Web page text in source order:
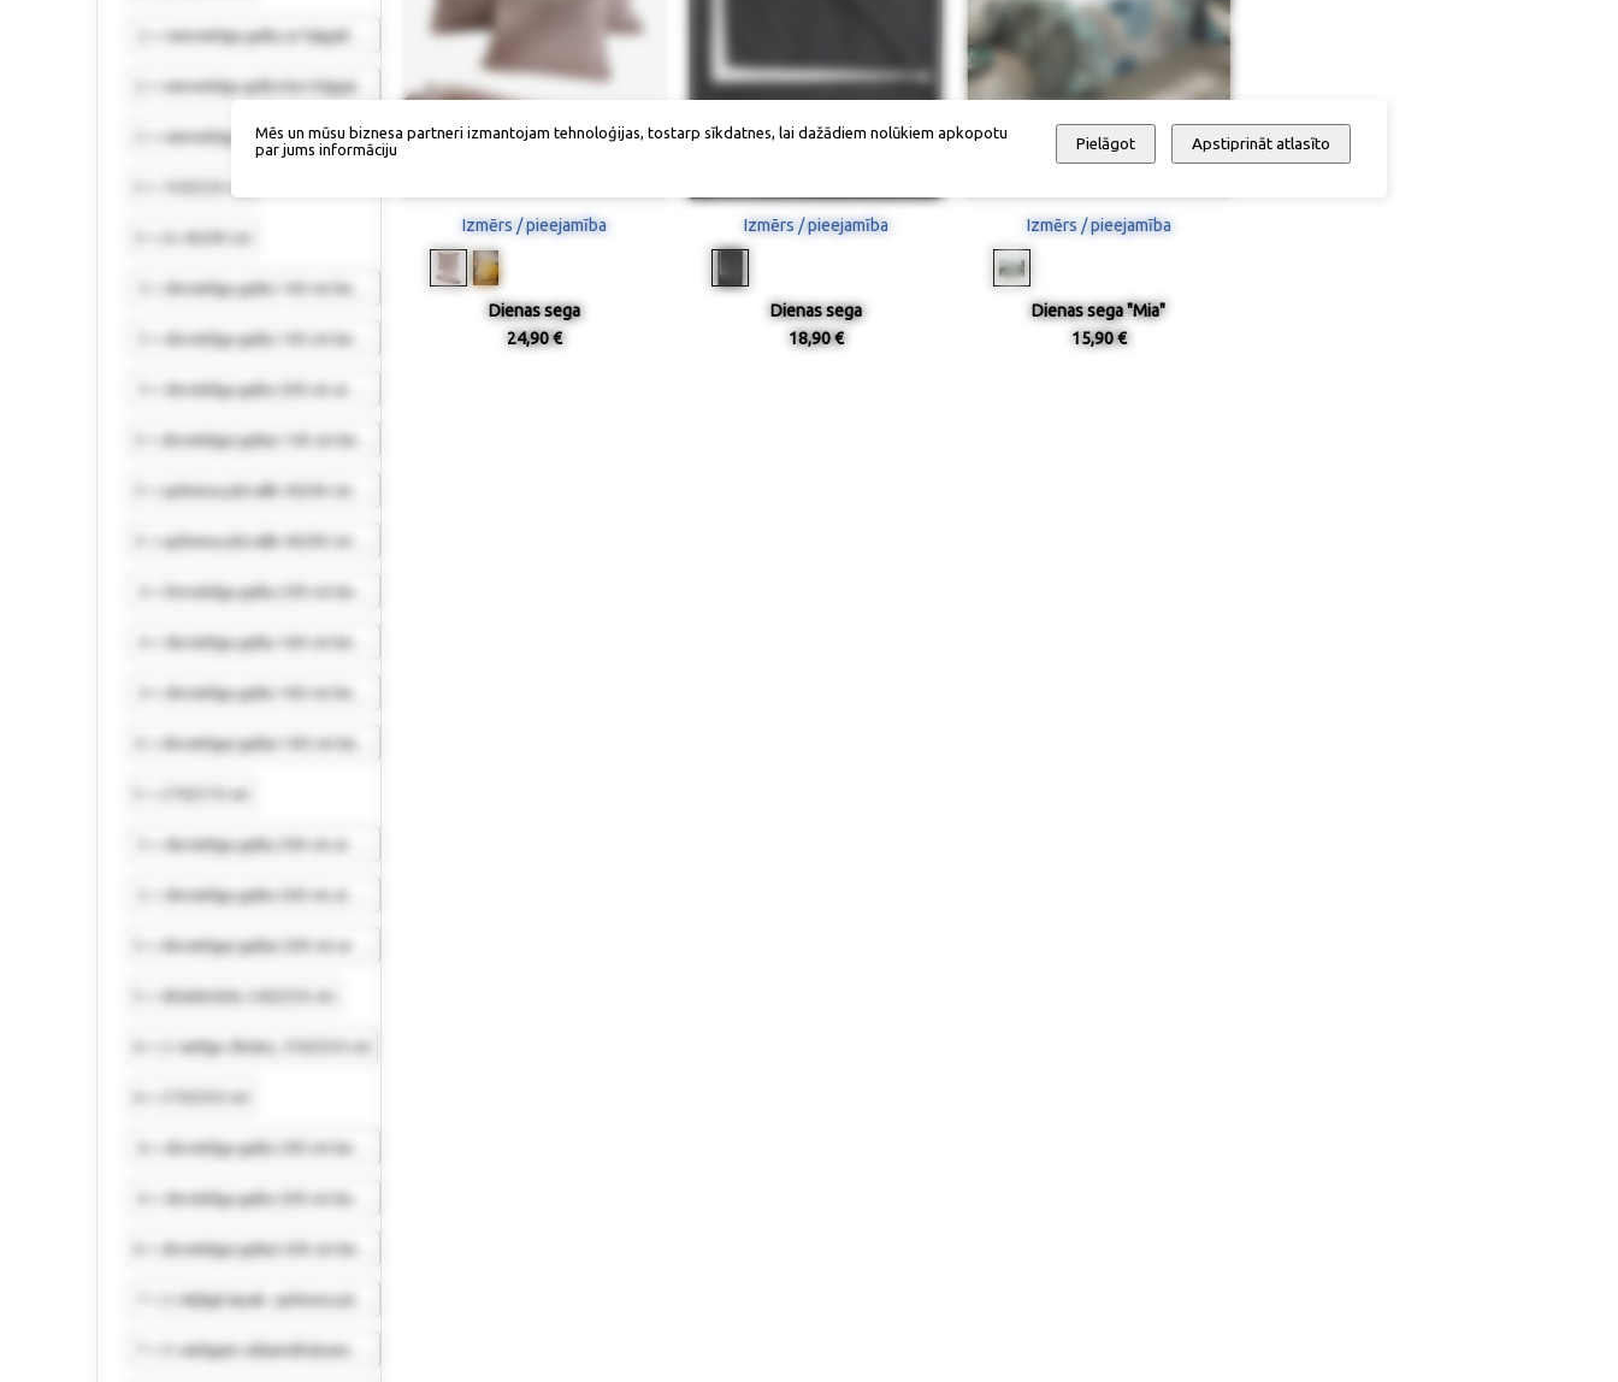
2 = vienvietīga gulta ar kājgali 140/210 cm
2 = vienvietīga gulta bez kājgaļa 180/250 cm
2 = vienvietīga gulta bez kājgaļa 180/250 cm
3 = divvietīga gulta 140 cm bez kājgaļa 220/250 cm
3 = divvietīga gulta 140 cm bez kājgaļa 220/250 cm
3 = divvietīga gulta 200 cm ar kājgali 280/210 cm
3 = divvietīgai gultai 140 cm bez kājgaļa 220/250 cm
3 = spilvena pārvalki 40/40 cm (2 gab.)
3 = spilvena pārvalki 40/40 cm (2 gab.)
4 = Divvietīga gulta 200 cm bez kājgaļa 280/240 cm
4 = divvietīga gulta 160 cm bez kājgaļa 240/250 cm
4 = divvietīga gulta 160 cm bez kājgaļa 240/250 cm
4 = divvietīgai gultai 160 cm bez kājgaļa 240/250 cm
5 = divvietīga gulta 200 cm ar kājgali 280/210 cm
5 = divvietīga gulta 200 cm ar kājgali 280/210 cm
5 = divvietīgai gultai 200 cm ar kājgali 280/210 cm
5 = dīvānkrēsls 240/250 cm
6 = 2-vietīgs dīvāns, 330/250 cm
6 = divvietīga gulta 200 cm bez kājgaļa 280/250 cm
6 = divvietīga gulta 200 cm bez kājgaļa 280/250 cm
6 = divvietīgai gultai 200 cm bez kājgaļa 280/250 cm
7 = 2-daļīgā iepak. spilvena pārvalki 40/40 cm
7 = 3-vietīgam sēžamdīvānam, 380/250 cm
Izmērs / pieejamība
Dienas sega
24,90 €
Izmērs / pieejamība
Dienas sega
18,90 €
Izmērs / pieejamība
Dienas sega "Mia"
15,90 €
Mēs un mūsu biznesa partneri izmantojam tehnoloģijas, tostarp sīkdatnes, lai dažādiem nolūkiem apkopotu
par jums informāciju
Pielāgot Apstiprināt atlasīto